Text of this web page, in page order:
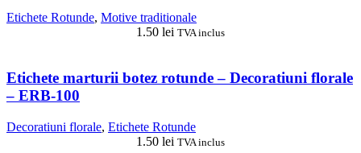
Etichete Rotunde, Motive traditionale
1.50 lei TVA inclus
Etichete marturii botez rotunde – Decoratiuni florale
– ERB-100
Decoratiuni florale, Etichete Rotunde
1.50 lei TVA inclus